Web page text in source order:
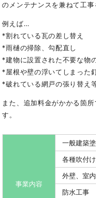
のメンテナンスを兼ねて工事
例えば…
*割れている瓦の差し替え
*雨樋の掃除、勾配直し
*建物に設置された不要な物
*屋根や壁の浮いてしまった
*破れている網戸の張り替え
また、追加料金がかかる箇
す。
事業内容
一般建築
各種吹付
外壁、室
防水工事